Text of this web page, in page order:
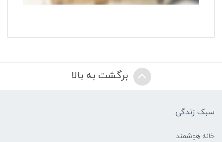
برگشت به بالا
سبک زندگی
خانه هوشمند